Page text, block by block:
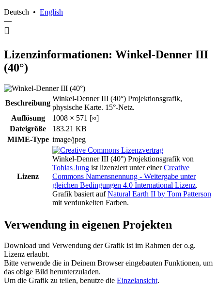
Deutsch • English
—
Lizenzinformationen: Winkel-Denner III
(40°)
Beschreibung
Winkel-Denner III (40°) Projektionsgrafik,
physische Karte. 15°-Netz.
Auflösung
1008 × 571 [≈]
Dateigröße
183.21 KB
MIME-Type image/jpeg
Lizenz
Winkel-Denner III (40°) Projektionsgrafik von
Tobias Jung ist lizenziert unter einerCreative
Commons Namensnennung - Weitergabe unter
gleichen Bedingungen 4.0 International Lizenz.
Grafik basiert aufNatural Earth II by Tom Patterson
mit verdunkelten Farben.
Verwendung in eigenen Projekten
Download und Verwendung der Grafik ist im Rahmen der o.g.
Lizenz erlaubt.
Bitte verwende die in Deinem Browser eingebauten Funktionen, um
das obige Bild herunterzuladen.
Um die Grafik zu teilen, benutze die Einzelansicht.